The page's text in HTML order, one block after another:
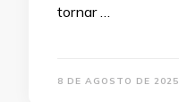
tornar …
8 DE AGOSTO DE 2025